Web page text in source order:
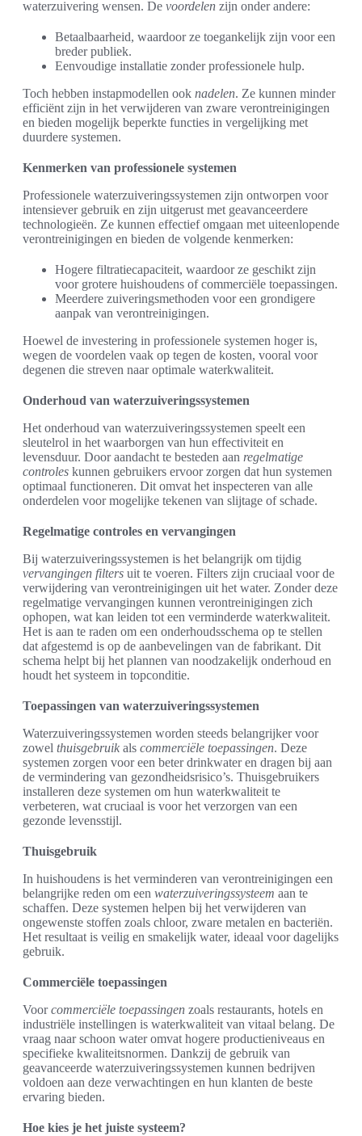
waterzuivering wensen. De voordelen zijn onder andere:
Betaalbaarheid, waardoor ze toegankelijk zijn voor een
breder publiek.
Eenvoudige installatie zonder professionele hulp.
Toch hebben instapmodellen ook nadelen. Ze kunnen minder
efficiënt zijn in het verwijderen van zware verontreinigingen
en bieden mogelijk beperkte functies in vergelijking met
duurdere systemen.
Kenmerken van professionele systemen
Professionele waterzuiveringssystemen zijn ontworpen voor
intensiever gebruik en zijn uitgerust met geavanceerdere
technologieën. Ze kunnen effectief omgaan met uiteenlopende
verontreinigingen en bieden de volgende kenmerken:
Hogere filtratiecapaciteit, waardoor ze geschikt zijn
voor grotere huishoudens of commerciële toepassingen.
Meerdere zuiveringsmethoden voor een grondigere
aanpak van verontreinigingen.
Hoewel de investering in professionele systemen hoger is,
wegen de voordelen vaak op tegen de kosten, vooral voor
degenen die streven naar optimale waterkwaliteit.
Onderhoud van waterzuiveringssystemen
Het onderhoud van waterzuiveringssystemen speelt een
sleutelrol in het waarborgen van hun effectiviteit en
levensduur. Door aandacht te besteden aan regelmatige
controles kunnen gebruikers ervoor zorgen dat hun systemen
optimaal functioneren. Dit omvat het inspecteren van alle
onderdelen voor mogelijke tekenen van slijtage of schade.
Regelmatige controles en vervangingen
Bij waterzuiveringssystemen is het belangrijk om tijdig
vervangingen filters uit te voeren. Filters zijn cruciaal voor de
verwijdering van verontreinigingen uit het water. Zonder deze
regelmatige vervangingen kunnen verontreinigingen zich
ophopen, wat kan leiden tot een verminderde waterkwaliteit.
Het is aan te raden om een onderhoudsschema op te stellen
dat afgestemd is op de aanbevelingen van de fabrikant. Dit
schema helpt bij het plannen van noodzakelijk onderhoud en
houdt het systeem in topconditie.
Toepassingen van waterzuiveringssystemen
Waterzuiveringssystemen worden steeds belangrijker voor
zowel thuisgebruik als commerciële toepassingen. Deze
systemen zorgen voor een beter drinkwater en dragen bij aan
de vermindering van gezondheidsrisico’s. Thuisgebruikers
installeren deze systemen om hun waterkwaliteit te
verbeteren, wat cruciaal is voor het verzorgen van een
gezonde levensstijl.
Thuisgebruik
In huishoudens is het verminderen van verontreinigingen een
belangrijke reden om een waterzuiveringssysteem aan te
schaffen. Deze systemen helpen bij het verwijderen van
ongewenste stoffen zoals chloor, zware metalen en bacteriën.
Het resultaat is veilig en smakelijk water, ideaal voor dagelijks
gebruik.
Commerciële toepassingen
Voorcommerciële toepassingen zoals restaurants, hotels en
industriële instellingen is waterkwaliteit van vitaal belang. De
vraag naar schoon water omvat hogere productieniveaus en
specifieke kwaliteitsnormen. Dankzij de gebruik van
geavanceerde waterzuiveringssystemen kunnen bedrijven
voldoen aan deze verwachtingen en hun klanten de beste
ervaring bieden.
Hoe kies je het juiste systeem?